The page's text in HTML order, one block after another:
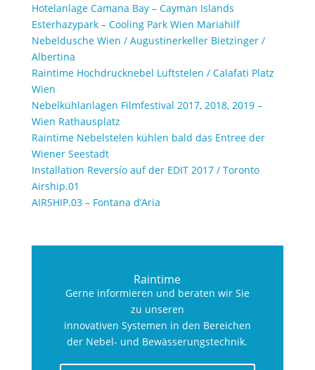
Hotelanlage Camana Bay – Cayman Islands
Esterhazypark – Cooling Park Wien Mariahilf
Nebeldusche Wien / Augustinerkeller Bietzinger /
Albertina
Raintime Hochdrucknebel Luftstelen / Calafati Platz
Wien
Nebelkühlanlagen Filmfestival 2017, 2018, 2019 –
Wien Rathausplatz
Raintime Nebelstelen kühlen bald das Entree der
Wiener Seestadt
Installation Reversío auf der EDIT 2017 / Toronto
Airship.01
AIRSHIP.03 – Fontana d’Aria
Raintime
Gerne informieren und beraten wir Sie
zu unseren
innovativen Systemen in den Bereichen
der Nebel- und Bewässerungstechnik.